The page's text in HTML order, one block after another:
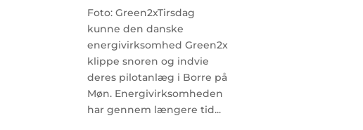
Foto: Green2xTirsdag
kunne den danske
energivirksomhed Green2x
klippe snoren og indvie
deres pilotanlæg i Borre på
Møn. Energivirksomheden
har gennem længere tid...